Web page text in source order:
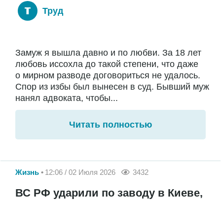
Труд
Замуж я вышла давно и по любви. За 18 лет
любовь иссохла до такой степени, что даже
о мирном разводе договориться не удалось.
Спор из избы был вынесен в суд. Бывший муж
нанял адвоката, чтобы...
Читать полностью
Жизнь 12:06 / 02 Июля 2026 3432
ВС РФ ударили по заводу в Киеве,